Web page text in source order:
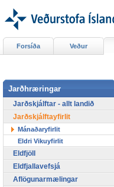
Forsíða Veður
Jarðhræringar
Jarðskjálftar - allt landið
Jarðskjálftayfirlit
Mánaðaryfirlit
Eldri Vikuyfirlit
Eldfjöll
Eldfjallavefsjá
Aflögunarmælingar